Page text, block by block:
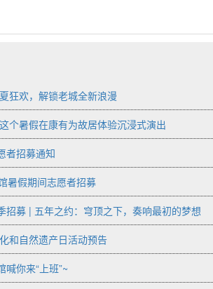
狂欢，解锁老城全新浪漫
个暑假在康有为故居体验沉浸式演出
者招募通知
暑假期间志愿者招募
招募 | 五年之约：穹顶之下，奏响最初的梦想
和自然遗产日活动预告
你来“上班”~